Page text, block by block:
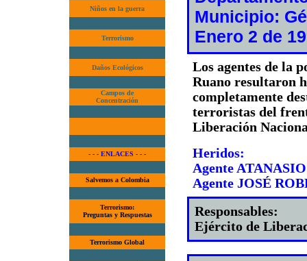
Niños en la guerra
Terrorismo
Daños Ecológicos
Campos de
Concentración
- - - ENLACES - - -
Salvemos a Colombia
Terrorismo:
Preguntas y Respuestas
Terrorismo Global
Municipio:
Enero 2 de
Los agentes de la
Ruano resultaron
completamente
terroristas del
Liberación
Heridos:
Agente
Agente JOSÉ
Responsables:
Ejército de